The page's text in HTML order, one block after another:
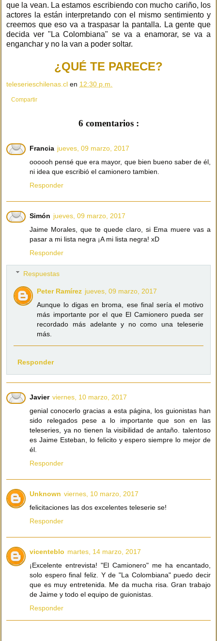
que la vean. La estamos escribiendo con mucho cariño, los
actores la están interpretando con el mismo sentimiento y
creemos que eso va a traspasar la pantalla. La gente que
decida ver "La Colombiana" se va a enamorar, se va a
enganchar y no la van a poder soltar.
¿QUÉ TE PARECE?
teleserieschilenas.cl en 12:30 p.m.
Compartir
6 comentarios :
Francia jueves, 09 marzo, 2017
oooooh pensé que era mayor, que bien bueno saber de él,
ni idea que escribió el camionero tambien.
Responder
Simón jueves, 09 marzo, 2017
Jaime Morales, que te quede claro, si Ema muere vas a
pasar a mi lista negra ¡A mi lista negra! xD
Responder
Respuestas
Peter Ramírez jueves, 09 marzo, 2017
Aunque lo digas en broma, ese final sería el motivo
más importante por el que El Camionero pueda ser
recordado más adelante y no como una teleserie
más.
Responder
Javier viernes, 10 marzo, 2017
genial conocerlo gracias a esta página, los guionistas han
sido relegados pese a lo importante que son en las
teleseries, ya no tienen la visibilidad de antaño. talentoso
es Jaime Esteban, lo felicito y espero siempre lo mejor de
él.
Responder
Unknown viernes, 10 marzo, 2017
felicitaciones las dos excelentes teleserie se!
Responder
vicenteblo martes, 14 marzo, 2017
¡Excelente entrevista! "El Camionero" me ha encantado,
solo espero final feliz. Y de "La Colombiana" puedo decir
que es muy entretenida. Me da mucha risa. Gran trabajo
de Jaime y todo el equipo de guionistas.
Responder